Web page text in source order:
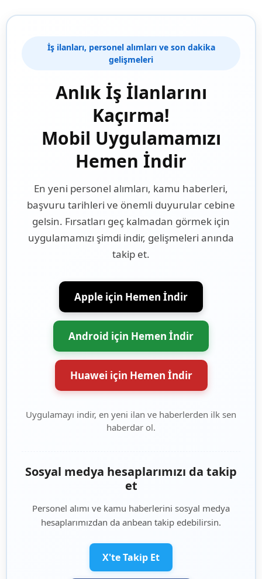
İş ilanları, personel alımları ve son dakika
gelişmeleri
Anlık İş İlanlarını
Kaçırma!
Mobil Uygulamamızı
Hemen İndir
En yeni personel alımları, kamu haberleri,
başvuru tarihleri ve önemli duyurular cebine
gelsin. Fırsatları geç kalmadan görmek için
uygulamamızı şimdi indir, gelişmeleri anında
takip et.
Apple için Hemen İndir
Android için Hemen İndir
Huawei için Hemen İndir
Uygulamayı indir, en yeni ilan ve haberlerden ilk sen
haberdar ol.
Sosyal medya hesaplarımızı da takip
et
Personel alımı ve kamu haberlerini sosyal medya
hesaplarımızdan da anbean takip edebilirsin.
X'te Takip Et